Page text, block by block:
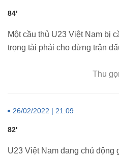
84'
Một cầu thủ U23 Việt Nam bị
trọng tài phải cho dừng trận
Thu
26/02/2022 | 21:09
82'
U23 Việt Nam đang chủ động